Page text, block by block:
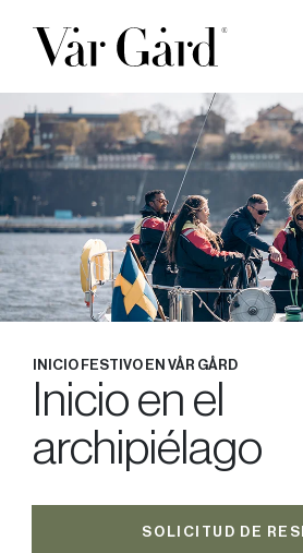
INICIO FESTIVO EN VÅR GÅRD
Inicio en el
archipiélago
SOLICITUD DE